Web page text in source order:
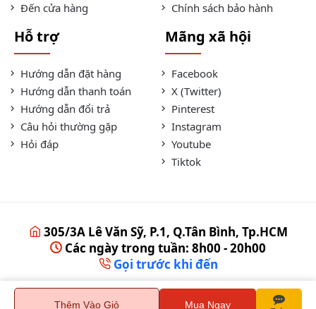
Thêm Vào Giỏ Mua Ngay
Đến cửa hàng
Chính sách bảo hành
Hỗ trợ
Hướng dẫn đặt hàng
Hướng dẫn thanh toán
Hướng dẫn đổi trả
Câu hỏi thường gặp
Hỏi đáp
Mãng xã hội
Facebook
X (Twitter)
Pinterest
Instagram
Youtube
Tiktok
305/3A Lê Văn Sỹ, P.1, Q.Tân Bình, Tp.HCM
Các ngày trong tuần: 8h00 - 20h00
Gọi trước khi đến